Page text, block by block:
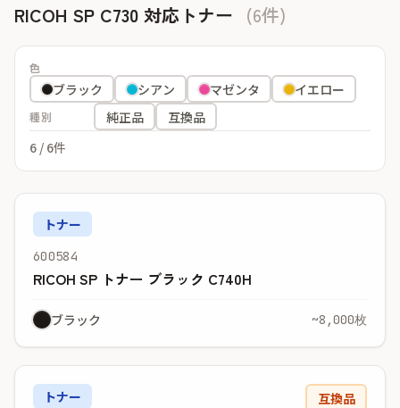
RICOH SP C730 対応トナー (6件)
色
ブラック シアン マゼンタ イエロー
種別 純正品
互換品
6 / 6件
トナー
600584
RICOH SP トナー ブラック C740H
ブラック ~8,000枚
トナー 互換品